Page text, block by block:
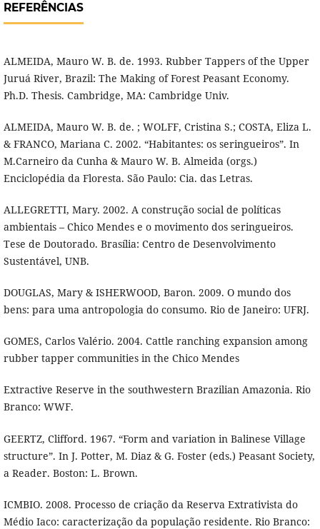
REFERÊNCIAS
ALMEIDA, Mauro W. B. de. 1993. Rubber Tappers of the Upper
Juruá River, Brazil: The Making of Forest Peasant Economy.
Ph.D. Thesis. Cambridge, MA: Cambridge Univ.
ALMEIDA, Mauro W. B. de. ; WOLFF, Cristina S.; COSTA, Eliza L.
& FRANCO, Mariana C. 2002. “Habitantes: os seringueiros”. In
M.Carneiro da Cunha & Mauro W. B. Almeida (orgs.)
Enciclopédia da Floresta. São Paulo: Cia. das Letras.
ALLEGRETTI, Mary. 2002. A construção social de políticas
ambientais – Chico Mendes e o movimento dos seringueiros.
Tese de Doutorado. Brasília: Centro de Desenvolvimento
Sustentável, UNB.
DOUGLAS, Mary & ISHERWOOD, Baron. 2009. O mundo dos
bens: para uma antropologia do consumo. Rio de Janeiro: UFRJ.
GOMES, Carlos Valério. 2004. Cattle ranching expansion among
rubber tapper communities in the Chico Mendes
Extractive Reserve in the southwestern Brazilian Amazonia. Rio
Branco: WWF.
GEERTZ, Clifford. 1967. “Form and variation in Balinese Village
structure”. In J. Potter, M. Diaz & G. Foster (eds.) Peasant Society,
a Reader. Boston: L. Brown.
ICMBIO. 2008. Processo de criação da Reserva Extrativista do
Médio Iaco: caracterização da população residente. Rio Branco: